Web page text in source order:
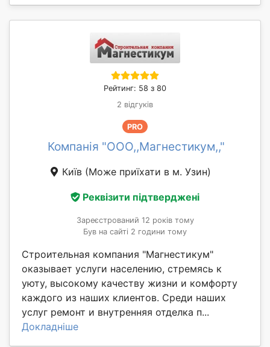
Рейтинг: 58 з 80
2 відгуків
PRO
Компанія "ООО,,Магнестикум,,"
Київ (Може приїхати в м. Узин)
Реквізити підтверджені
Зареєстрований 12 років тому
Був на сайті 2 години тому
Строительная компания "Магнестикум"
оказывает услуги населению, стремясь к
уюту, высокому качеству жизни и комфорту
каждого из наших клиентов. Среди наших
услуг ремонт и внутренняя отделка п...
Докладніше